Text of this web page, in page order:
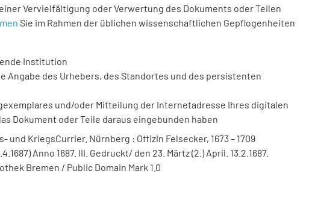
Vervielfältigung oder Verwertung des Dokuments oder Teilen
Sie im Rahmen der üblichen wissenschaftlichen Gepflogenheiten
Institution
Angabe des Urhebers, des Standortes und des persistenten
und/oder Mitteilung der Internetadresse Ihres digitalen
Dokument oder Teile daraus eingebunden haben
und KriegsCurrier. Nürnberg : Offizin Felsecker, 1673 – 1709
Anno 1687. III. Gedruckt/ den 23. Märtz (2.) April. 13.2.1687.
Bremen / Public Domain Mark 1.0